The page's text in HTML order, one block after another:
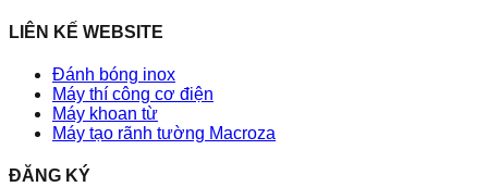
LIÊN KẾ WEBSITE
Đánh bóng inox
Máy thí công cơ điện
Máy khoan từ
Máy tạo rãnh tường Macroza
ĐĂNG KÝ